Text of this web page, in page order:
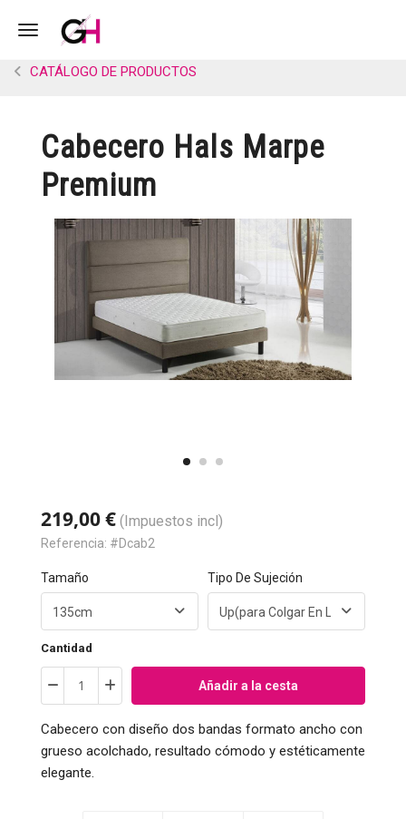
Toggle navigation
CATÁLOGO DE PRODUCTOS
Cabecero Hals Marpe
Premium
219,00 € (Impuestos incl)
Referencia: #Dcab2
Tamaño Tipo De Sujeción
Cantidad
Añadir a la cesta
Cabecero con diseño dos bandas formato ancho con
grueso acolchado, resultado cómodo y estéticamente
elegante.